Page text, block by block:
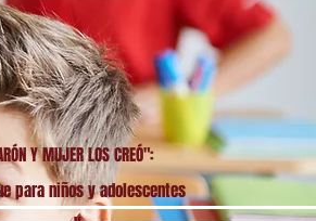
Y MUJER LOS CREÓ":
para niños y adolescentes